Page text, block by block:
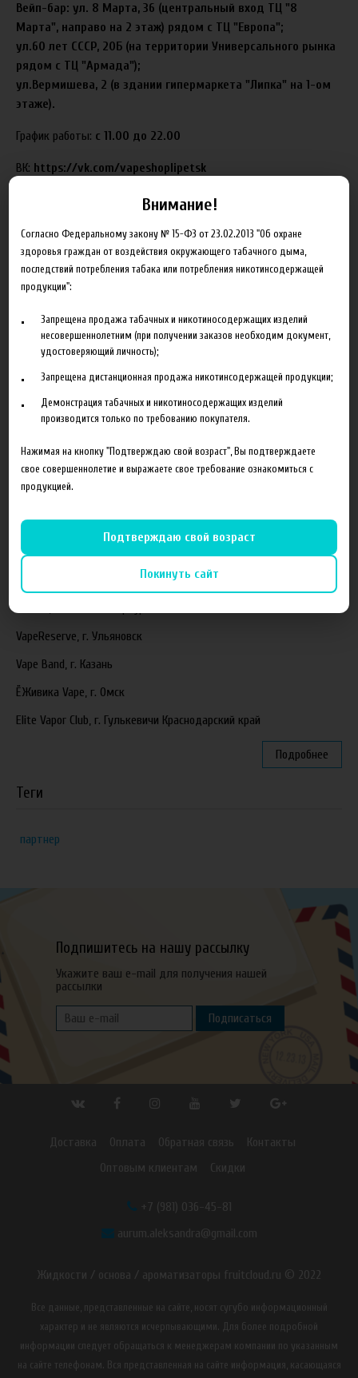
Вейп-бар: ул. 8 Марта, 36 (центральный вход ТЦ "8
Марта", направо на 2 этаж) рядом с ТЦ "Европа";
ул.60 лет СССР, 20Б (на территории Универсального рынка
рядом с ТЦ "Армада");
ул.Вермишева, 2 (в здании гипермаркета "Липка" на 1-ом
этаже).
График работы: с 11.00 до 22.00
ВК: https://vk.com/vapeshoplipetsk
Блог
Новинка HeroesFarm
Ароматизаторы Xian Taima в наличии
Поступление ароматизаторов XianTaima
Новинка. Новые наборы в линейке Heroes Farm.
Партнеры
VapeReserve, г. Ульяновск
Vape Band, г. Казань
ЁЖивика Vape, г. Омск
Elite Vapor Club, г. Гулькевичи Краснодарский край
Подробнее
Теги
партнер
Подпишитесь на нашу рассылку
Укажите ваш e-mail для получения нашей
рассылки
Подписаться
Доставка Оплата Обратная связь
Контакты
Оптовым клиентам
Скидки
+7 (981) 036-45-81
aurum.aleksandra@gmail.com
Жидкости / основа / ароматизаторы fruitcloud.ru © 2022
Все данные, представленные на сайте, носят сугубо информационный
характер и не являются исчерпывающими. Для более подробной
информации следует обращаться к менеджерам компании по указанным
на сайте телефонам. Вся представленная на сайте информация, касающаяся
Внимание!
Согласно Федеральному закону № 15-ФЗ от 23.02.2013 "Об охране
здоровья граждан от воздействия окружающего табачного дыма,
последствий потребления табака или потребления никотинсодержащей
продукции":
Запрещена продажа табачных и никотиносодержащих изделий
несовершеннолетним (при получении заказов необходим документ,
удостоверяющий личность);
Запрещена дистанционная продажа никотинсодержащей продукции;
Демонстрация табачных и никотиносодержащих изделий
производится только по требованию покупателя.
Нажимая на кнопку "Подтверждаю свой возраст", Вы подтверждаете
свое совершеннолетие и выражаете свое требование ознакомиться с
продукцией.
Подтверждаю свой возраст
Покинуть сайт